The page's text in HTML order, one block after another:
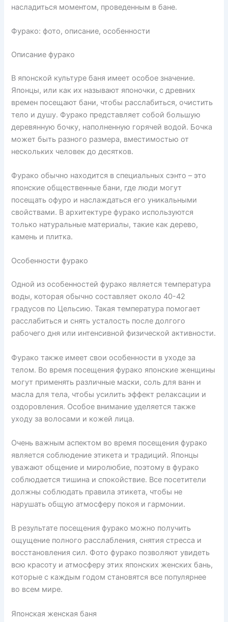
насладиться моментом, проведенным в бане.
Фурако: фото, описание, особенности
Описание фурако
В японской культуре баня имеет особое значение.
Японцы, или как их называют японочки, с древних
времен посещают бани, чтобы расслабиться, очистить
тело и душу. Фурако представляет собой большую
деревянную бочку, наполненную горячей водой. Бочка
может быть разного размера, вместимостью от
нескольких человек до десятков.
Фурако обычно находится в специальных сэнто – это
японские общественные бани, где люди могут
посещать офуро и наслаждаться его уникальными
свойствами. В архитектуре фурако используются
только натуральные материалы, такие как дерево,
камень и плитка.
Особенности фурако
Одной из особенностей фурако является температура
воды, которая обычно составляет около 40-42
градусов по Цельсию. Такая температура помогает
расслабиться и снять усталость после долгого
рабочего дня или интенсивной физической активности.
Фурако также имеет свои особенности в уходе за
телом. Во время посещения фурако японские женщины
могут применять различные маски, соль для ванн и
масла для тела, чтобы усилить эффект релаксации и
оздоровления. Особое внимание уделяется также
уходу за волосами и кожей лица.
Очень важным аспектом во время посещения фурако
является соблюдение этикета и традиций. Японцы
уважают общение и миролюбие, поэтому в фурако
соблюдается тишина и спокойствие. Все посетители
должны соблюдать правила этикета, чтобы не
нарушать общую атмосферу покоя и гармонии.
В результате посещения фурако можно получить
ощущение полного расслабления, снятия стресса и
восстановления сил. Фото фурако позволяют увидеть
всю красоту и атмосферу этих японских женских бань,
которые с каждым годом становятся все популярнее
во всем мире.
Японская женская баня